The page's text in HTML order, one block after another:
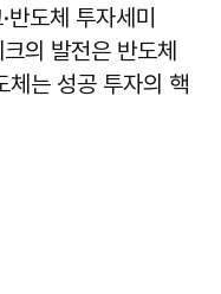
도체 투자세미
의 발전은 반도체
체는 성공 투자의 핵